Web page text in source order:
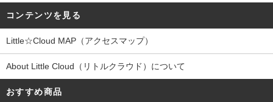
コンテンツを見る
Little☆Cloud MAP（アクセスマップ）
About Little Cloud（リトルクラウド）について
おすすめ商品